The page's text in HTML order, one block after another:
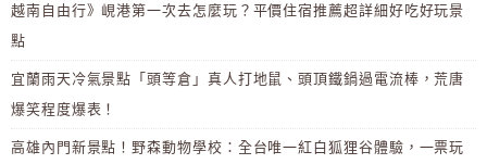
越南自由行》峴港第一次去怎麼玩？平價住宿推薦超詳細好吃好玩景
點
宜蘭雨天冷氣景點「頭等倉」真人打地鼠、頭頂鐵鍋過電流棒，荒唐
爆笑程度爆表！
高雄內門新景點！野森動物學校：全台唯一紅白狐狸谷體驗，一票玩